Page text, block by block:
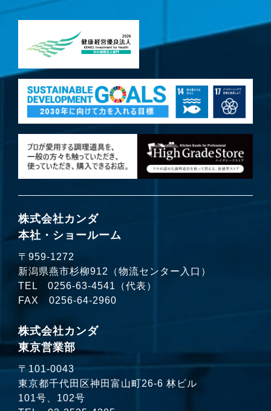
株式会社カンダ
本社・ショールーム
〒959-1272
新潟県燕市杉柳912（物流センター入口）
TEL 0256-63-4541
（代表）
FAX 0256-64-2960
株式会社カンダ
東京営業部
〒101-0043
東京都千代田区神田富山町26-6 林ビル
101号、102号